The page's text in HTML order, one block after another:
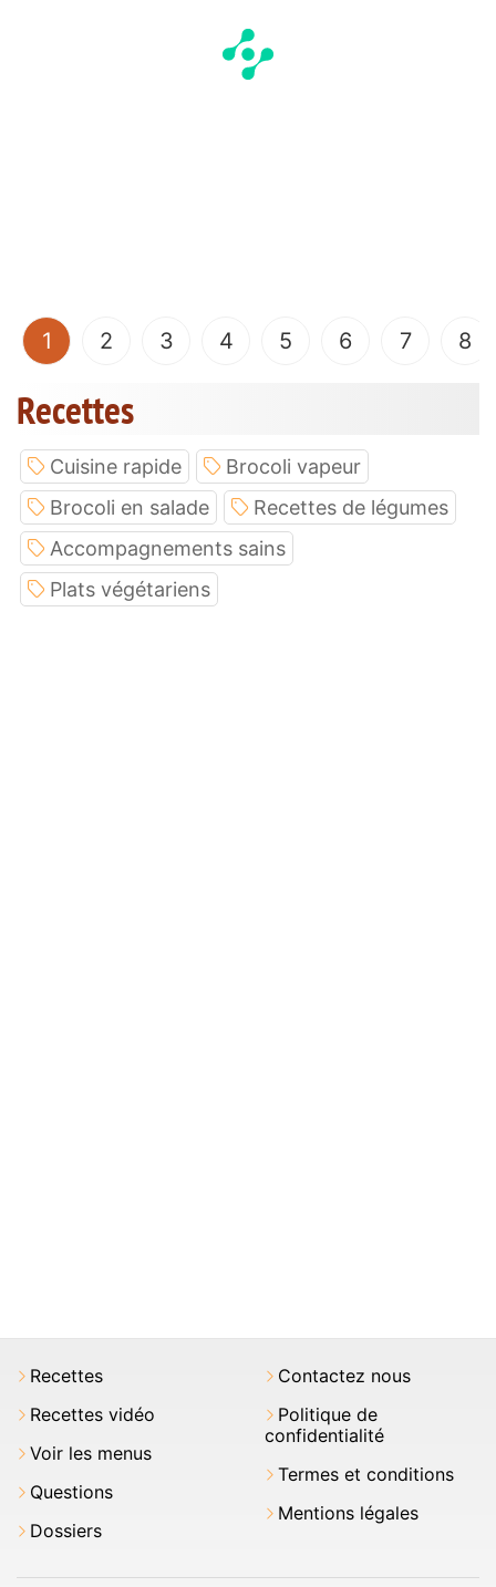
1 (current)
2 3 4 5 6 7 8
Recettes
Cuisine rapide
Brocoli vapeur
Brocoli en salade
Recettes de légumes
Accompagnements sains
Plats végétariens
Recettes
Recettes vidéo
Voir les menus
Questions
Dossiers
Contactez nous
Politique de
confidentialité
Termes et conditions
Mentions légales